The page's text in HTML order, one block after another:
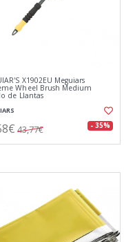
X1902EU Meguiars
Wheel Brush Medium
de Llantas
43,77€ - 35%